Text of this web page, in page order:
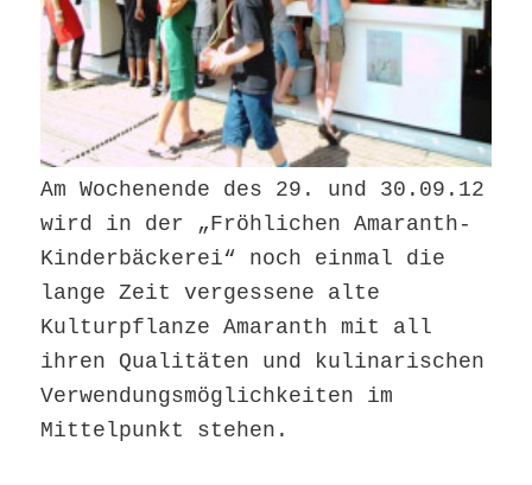
Am Wochenende des 29. und 30.09.12
wird in der „Fröhlichen Amaranth-
Kinderbäckerei“ noch einmal die
lange Zeit vergessene alte
Kulturpflanze Amaranth mit all
ihren Qualitäten und kulinarischen
Verwendungsmöglichkeiten im
Mittelpunkt stehen.